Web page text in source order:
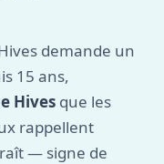
demande un
15 ans,
Hives que les
rappellent
— signe de